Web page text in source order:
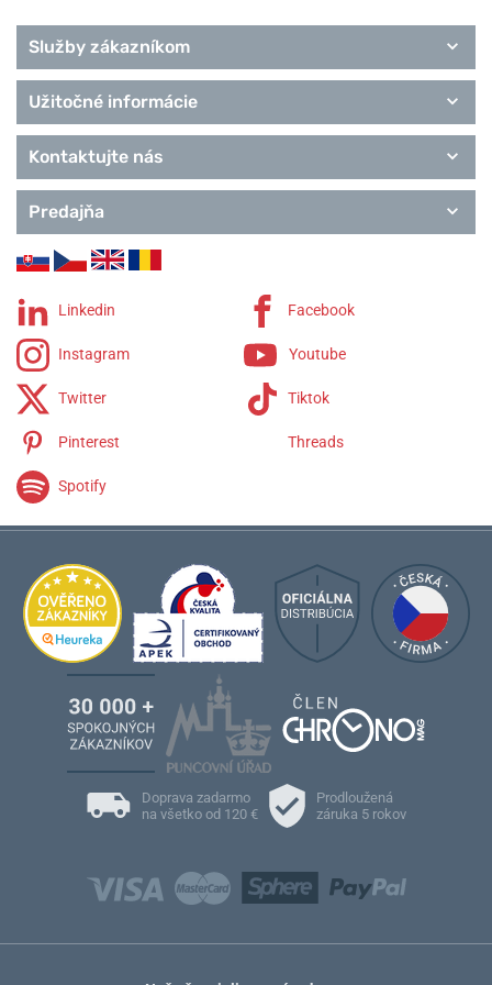
Služby zákazníkom
Užitočné informácie
Kontaktujte nás
Predajňa
Linkedin Facebook
Instagram Youtube
Twitter Tiktok
Pinterest Threads
Spotify
Doprava zadarmo
na všetko od 120 €
Prodloužená
záruka 5 rokov